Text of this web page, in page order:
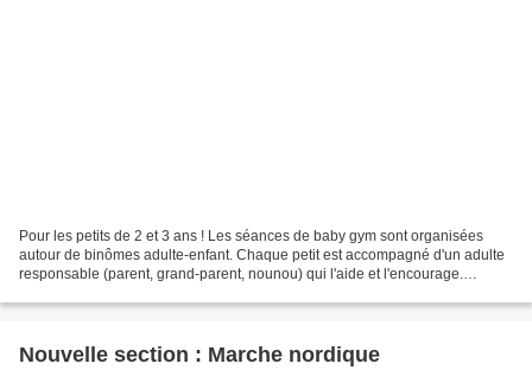
Pour les petits de 2 et 3 ans ! Les séances de baby gym sont organisées
autour de binômes adulte-enfant. Chaque petit est accompagné d'un adulte
responsable (parent, grand-parent, nounou) qui l'aide et l'encourage.
Nouvelle section : Marche nordique